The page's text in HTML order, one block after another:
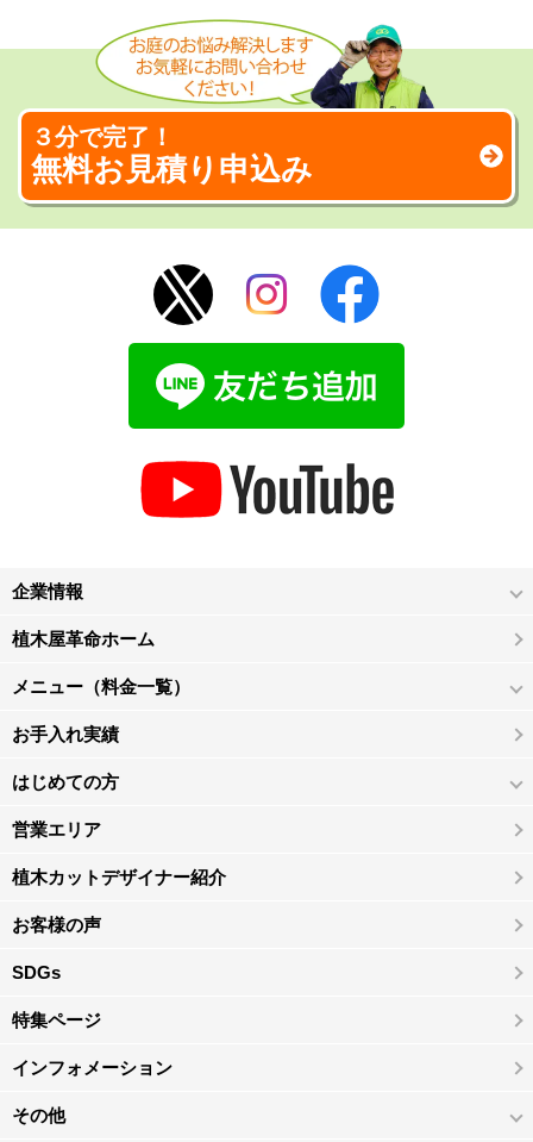
３分で完了！
無料お見積り申込み
企業情報
植木屋革命ホーム
メニュー（料金一覧）
お手入れ実績
はじめての方
営業エリア
植木カットデザイナー紹介
お客様の声
SDGs
特集ページ
インフォメーション
その他